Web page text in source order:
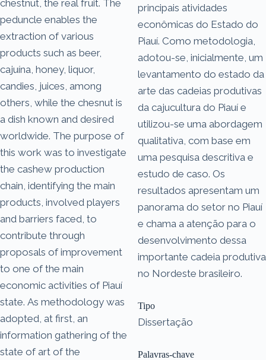
chestnut, the real fruit. The
peduncle enables the
extraction of various
products such as beer,
cajuína, honey, liquor,
candies, juices, among
others, while the chesnut is
a dish known and desired
worldwide. The purpose of
this work was to investigate
the cashew production
chain, identifying the main
products, involved players
and barriers faced, to
contribute through
proposals of improvement
to one of the main
economic activities of Piauí
state. As methodology was
adopted, at first, an
information gathering of the
state of art of the
principais atividades
econômicas do Estado do
Piauí. Como metodologia,
adotou-se, inicialmente, um
levantamento do estado da
arte das cadeias produtivas
da cajucultura do Piauí e
utilizou-se uma abordagem
qualitativa, com base em
uma pesquisa descritiva e
estudo de caso. Os
resultados apresentam um
panorama do setor no Piauí
e chama a atenção para o
desenvolvimento dessa
importante cadeia produtiva
no Nordeste brasileiro.
Tipo
Dissertação
Palavras-chave